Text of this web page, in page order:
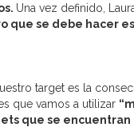
Una vez definido,
que se debe hacer
target es la
que vamos a utilizar
que se